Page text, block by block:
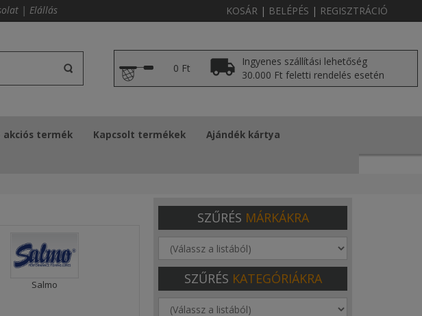
| Elállás KOSÁR | BELÉPÉS | REGISZTRÁCIÓ
0 Ft
Ingyenes szállítási lehetőség
30.000 Ft feletti rendelés esetén
akciós termék Kapcsolt termékek Ajándék kártya
Salmo
SZŰRÉS MÁRKÁKRA
SZŰRÉS KATEGÓRIÁKRA